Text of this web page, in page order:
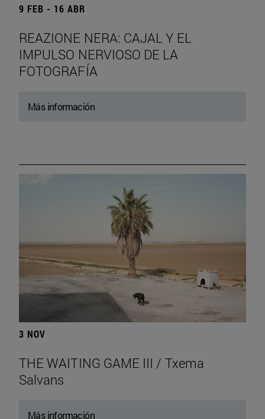
9 FEB - 16 ABR
REAZIONE NERA: CAJAL Y EL
IMPULSO NERVIOSO DE LA
FOTOGRAFÍA
Más información
3 NOV
THE WAITING GAME III / Txema
Salvans
Más información